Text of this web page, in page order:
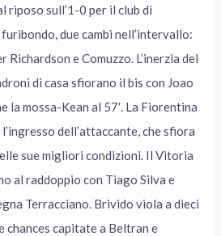
riposo sull’1-0 per il club di
due cambi nell’intervallo:
e Comuzzo. L’inerzia del
di casa sfiorano il bis con Joao
la mossa-Kean al 57′. La Fiorentina
dell’attaccante, che sfiora
sue migliori condizioni. Il Vitoria
al raddoppio con Tiago Silva e
Terracciano. Brivido viola a dieci
chances capitate a Beltran e